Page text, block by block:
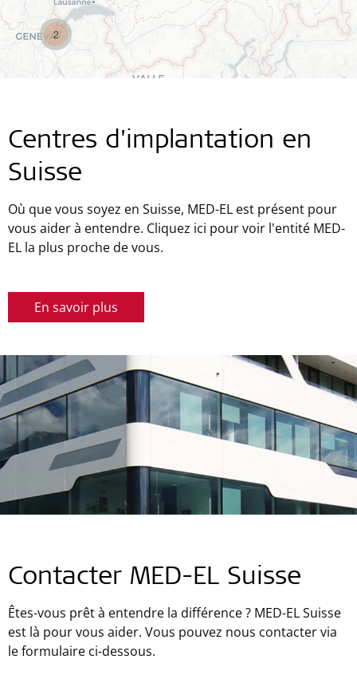
2
Leaflet| ©OpenStreetMapcontributors ©CARTO
Centres d'implantation en
Suisse
Où que vous soyez en Suisse, MED-EL est présent pour
vous aider à entendre. Cliquez ici pour voir l'entité MED-
EL la plus proche de vous.
En savoir plus
Contacter MED-EL Suisse
Êtes-vous prêt à entendre la différence ? MED-EL Suisse
est là pour vous aider. Vous pouvez nous contacter via
le formulaire ci-dessous.